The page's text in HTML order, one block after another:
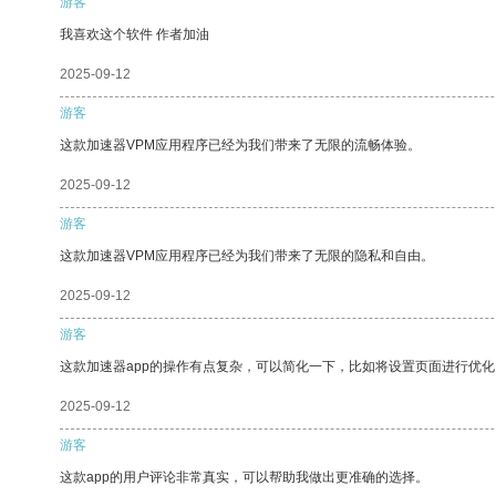
我喜欢这个软件 作者加油
2025-09-12
游客
这款加速器VPM应用程序已经为我们带来了无限的流畅体验。
2025-09-12
游客
这款加速器VPM应用程序已经为我们带来了无限的隐私和自由。
2025-09-12
游客
这款加速器app的操作有点复杂，可以简化一下，比如将设置页面进行优
2025-09-12
游客
这款app的用户评论非常真实，可以帮助我做出更准确的选择。